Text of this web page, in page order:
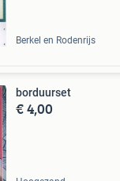
Berkel en Rodenrijs
borduurset
€ 4,00